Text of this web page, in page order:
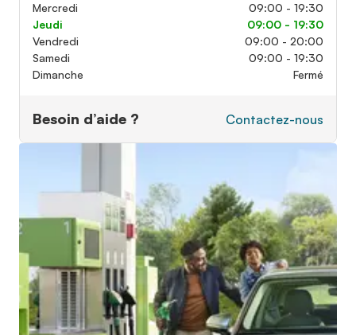
Mercredi
09:00 - 19:30
Jeudi
09:00 - 19:30
Vendredi
09:00 - 20:00
Samedi
09:00 - 19:30
Dimanche
Fermé
Besoin d’aide ? Contactez-nous